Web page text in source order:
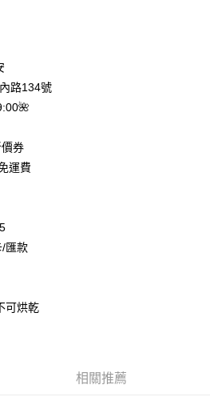
大哥大用戶可立即使用無須另外申請。
，訂單成立後會自動跳轉到大哥付的交易
期的期數、繳款截止日，確認付款後即完
金額請依後續交易確認頁面所載為準。
認交易或遇審核未通過，訂單將自動取
，表示未達大哥付你分期系統評分，恕無
擇「超商條碼／台灣大直營門市／銀行轉
等通路繳費。
限公司」（以下簡稱本公司）所提供，讓
使用本公司帳單繳交帳款。
連結：
https://oppay.tw/userRule
卡、不需儲值。
證，即可結帳。
再付款。
】
額後，即可完成結帳。
費通知簡訊。
點擊此簡訊中的連結，可透過四大超商／
付款，方視為交易完成。
立刻繳費，但若您需要取消訂單，請聯絡
消之訂單仍視為有效，需透過AFTEE先享
以上)免運費
以上)免運費
以上)免運費
路134號
券
運費
匯款
可烘乾
相關推薦